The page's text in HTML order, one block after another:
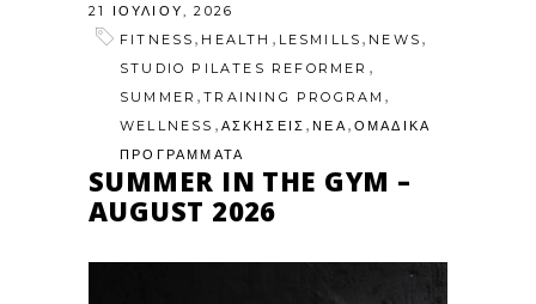
21 ΙΟΥΛΊΟΥ, 2026
FITNESS , HEALTH , LESMILLS , NEWS ,
STUDIO PILATES REFORMER ,
SUMMER ,TRAINING PROGRAM ,
WELLNESS , ΑΣΚΗΣΕΙΣ ,ΝΕΑ , ΟΜΑΔΙΚΑ
ΠΡΟΓΡΑΜΜΑΤΑ
SUMMER IN THE GYM –
AUGUST 2026